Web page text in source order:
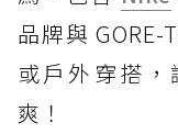
品牌與 GORE-
或戶外穿搭
爽！